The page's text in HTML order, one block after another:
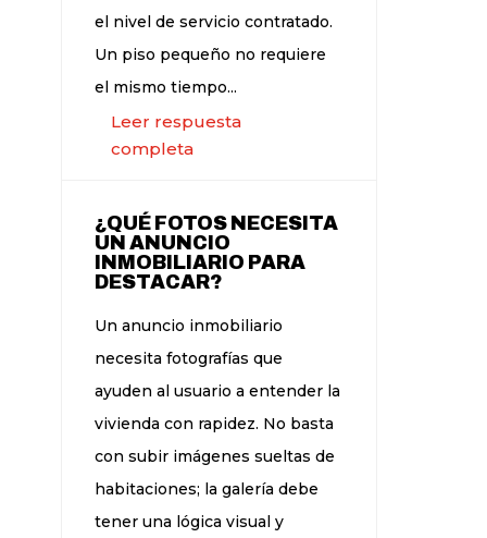
el nivel de servicio contratado.
Un piso pequeño no requiere
el mismo tiempo...
Leer respuesta
completa
¿QUÉ FOTOS NECESITA
UN ANUNCIO
INMOBILIARIO PARA
DESTACAR?
Un anuncio inmobiliario
necesita fotografías que
ayuden al usuario a entender la
vivienda con rapidez. No basta
con subir imágenes sueltas de
habitaciones; la galería debe
tener una lógica visual y